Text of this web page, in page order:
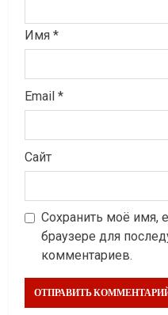
Имя *
Email *
Сайт
Сохранить моё имя,
браузере для
комментариев.